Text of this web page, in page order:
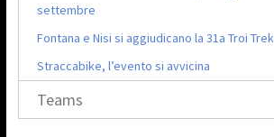
settembre
Fontana e Nisi si aggiudicano la 31a Troi Trek
Straccabike, l’evento si avvicina
Teams